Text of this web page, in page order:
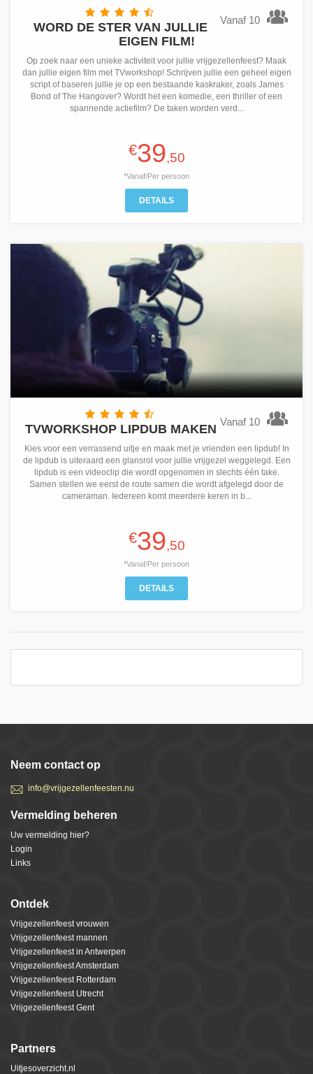
Vanaf 10
WORD DE STER VAN JULLIE
EIGEN FILM!
Op zoek naar een unieke activiteit voor jullie vrijgezellenfeest? Maak
dan jullie eigen film met TVworkshop! Schrijven jullie een geheel eigen
script of baseren jullie je op een bestaande kaskraker, zoals James
Bond of The Hangover? Wordt het een komedie, een thriller of een
spannende actiefilm? De taken worden verd...
€39,50
*Vanaf/Per persoon
DETAILS
Vanaf 10
TVWORKSHOP LIPDUB MAKEN
Kies voor een verrassend uitje en maak met je vrienden een lipdub! In
de lipdub is uiteraard een glansrol voor jullie vrijgezel weggelegd. Een
lipdub is een videoclip die wordt opgenomen in slechts één take.
Samen stellen we eerst de route samen die wordt afgelegd door de
cameraman. Iedereen komt meerdere keren in b...
€39,50
*Vanaf/Per persoon
DETAILS
Neem contact op
info@vrijgezellenfeesten.nu
Vermelding beheren
Uw vermelding hier?
Login
Links
Ontdek
Vrijgezellenfeest vrouwen
Vrijgezellenfeest mannen
Vrijgezellenfeest in Antwerpen
Vrijgezellenfeest Amsterdam
Vrijgezellenfeest Rotterdam
Vrijgezellenfeest Utrecht
Vrijgezellenfeest Gent
Partners
Uitjesoverzicht.nl